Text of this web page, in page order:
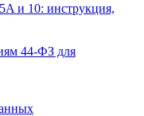
и 10: инструкция,
44-ФЗ для